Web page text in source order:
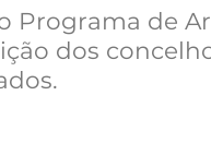
Programa de
dos